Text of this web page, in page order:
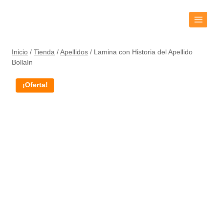
Inicio / Tienda / Apellidos / Lamina con Historia del Apellido
Bollaín
¡Oferta!